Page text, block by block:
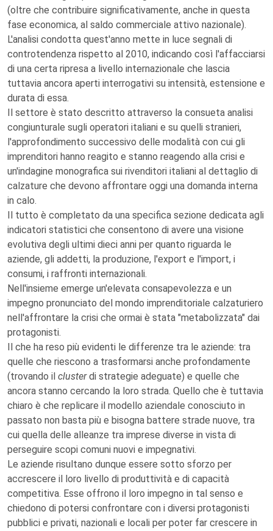
(oltre che contribuire significativamente, anche in questa
fase economica, al saldo commerciale attivo nazionale).
L'analisi condotta quest'anno mette in luce segnali di
controtendenza rispetto al 2010, indicando così l'affacciarsi
di una certa ripresa a livello internazionale che lascia
tuttavia ancora aperti interrogativi su intensità, estensione e
durata di essa.
Il settore è stato descritto attraverso la consueta analisi
congiunturale sugli operatori italiani e su quelli stranieri,
l'approfondimento successivo delle modalità con cui gli
imprenditori hanno reagito e stanno reagendo alla crisi e
un'indagine monografica sui rivenditori italiani al dettaglio di
calzature che devono affrontare oggi una domanda interna
in calo.
Il tutto è completato da una specifica sezione dedicata agli
indicatori statistici che consentono di avere una visione
evolutiva degli ultimi dieci anni per quanto riguarda le
aziende, gli addetti, la produzione, l'export e l'import, i
consumi, i raffronti internazionali.
Nell'insieme emerge un'elevata consapevolezza e un
impegno pronunciato del mondo imprenditoriale calzaturiero
nell'affrontare la crisi che ormai è stata "metabolizzata" dai
protagonisti.
Il che ha reso più evidenti le differenze tra le aziende: tra
quelle che riescono a trasformarsi anche profondamente
(trovando il clusterdi strategie adeguate) e quelle che
ancora stanno cercando la loro strada. Quello che è tuttavia
chiaro è che replicare il modello aziendale conosciuto in
passato non basta più e bisogna battere strade nuove, tra
cui quella delle alleanze tra imprese diverse in vista di
perseguire scopi comuni nuovi e impegnativi.
Le aziende risultano dunque essere sotto sforzo per
accrescere il loro livello di produttività e di capacità
competitiva. Esse offrono il loro impegno in tal senso e
chiedono di potersi confrontare con i diversi protagonisti
pubblici e privati, nazionali e locali per poter far crescere in